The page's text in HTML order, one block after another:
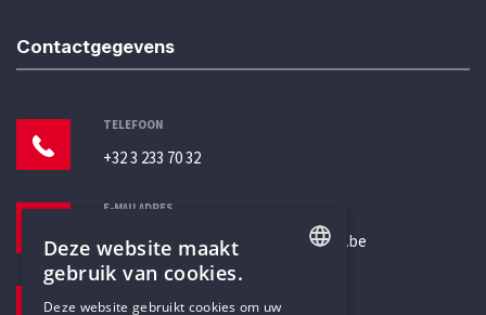
Contactgegevens
TELEFOON
+32 3 233 70 32
E-MAILADRES
secretariaat@humanistischverbond.be
Deze website maakt
gebruik van cookies.
Deze website gebruikt cookies om uw